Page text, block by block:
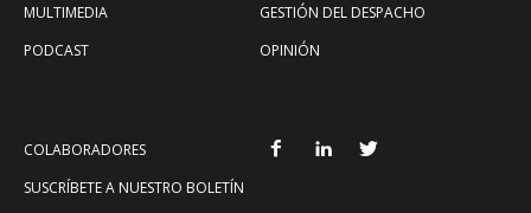
MULTIMEDIA
PODCAST
GESTIÓN DEL DESPACHO
OPINIÓN
COLABORADORES
SUSCRÍBETE A NUESTRO BOLETÍN